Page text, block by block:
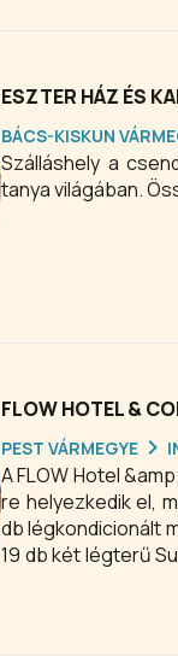
ESZTER HÁZ ÉS
BÁCS-KISKUN
Szálláshely a
tanya világában.
FLOW HOTEL &
PEST VÁRMEGYE
A FLOW Hotel
re helyezkedik el,
db légkondicionált
19 db két légterű